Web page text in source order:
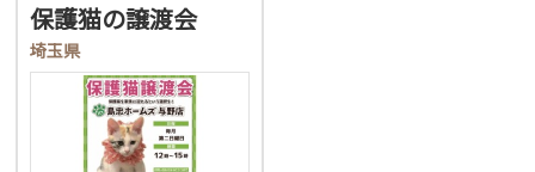
保護猫の譲渡会
埼玉県